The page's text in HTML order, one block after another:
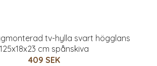
tv-hylla svart högglans
125x18x23 cm spånskiva
409 SEK